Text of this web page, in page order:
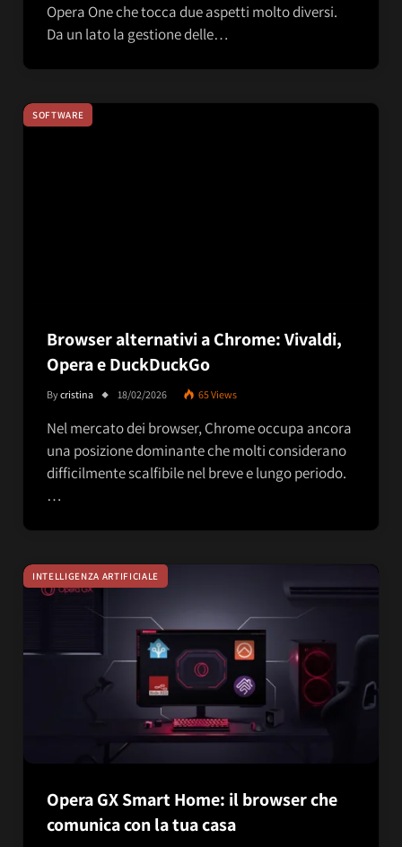
Opera One che tocca due aspetti molto diversi.
Da un lato la gestione delle…
SOFTWARE
Browser alternativi a Chrome: Vivaldi,
Opera e DuckDuckGo
Bycristina 18/02/2026 65Views
Nel mercato dei browser, Chrome occupa ancora
una posizione dominante che molti considerano
difficilmente scalfibile nel breve e lungo periodo.
…
INTELLIGENZA ARTIFICIALE
Opera GX Smart Home: il browser che
comunica con la tua casa